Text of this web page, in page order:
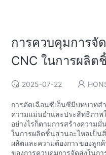
การควบคุมการจั
CNC ในการผลิต
2025-07-22
การตัดเฉือนซีเอ็นซีมีบทบาท
ความแม่นยำและประสิทธิภาพ
อย่างไรก็ตามการสร้างความ
ในการผลิตชิ้นส่วนอะไหล่เป็น
ผลิตและความต้องการของ
ของการควบคุมการจัดส่งในก